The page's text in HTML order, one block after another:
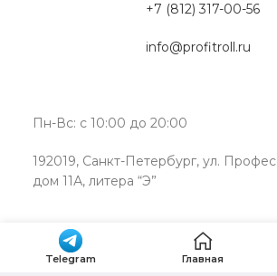
+7 (812) 317-00-56
info@profitroll.ru
Пн-Вс: с 10:00 до 20:00
192019, Санкт-Петербург, ул.
дом 11А, литера “Э”
Главная
Telegram